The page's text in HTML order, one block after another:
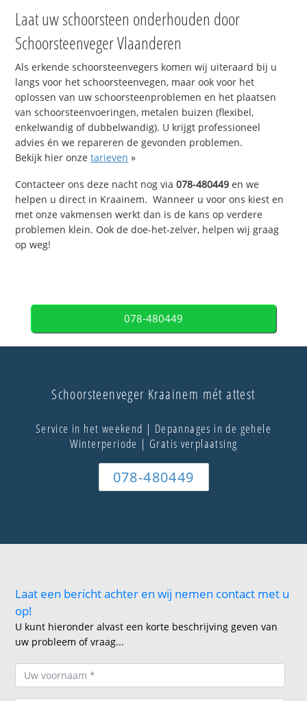
Laat uw schoorsteen onderhouden door
Schoorsteenveger Vlaanderen
Als erkende schoorsteenvegers komen wij uiteraard bij u
langs voor het schoorsteenvegen, maar ook voor het
oplossen van uw schoorsteenproblemen en het plaatsen
van schoorsteenvoeringen, metalen buizen (flexibel,
enkelwandig of dubbelwandig). U krijgt professioneel
advies én we repareren de gevonden problemen.
Bekijk hier onzetarieven »
Contacteer ons deze nacht nog via078-480449 en we
helpen u direct in Kraainem. Wanneer u voor ons kiest en
met onze vakmensen werkt dan is de kans op verdere
problemen klein. Ook de doe-het-zelver, helpen wij graag
op weg!
078-480449
Schoorsteenveger Kraainem mét attest
Service in het weekend | Depannages in de gehele
Winterperiode | Gratis verplaatsing
078-480449
Laat een bericht achter en wij nemen contact met u
op!
U kunt hieronder alvast een korte beschrijving geven van
uw probleem of vraag...